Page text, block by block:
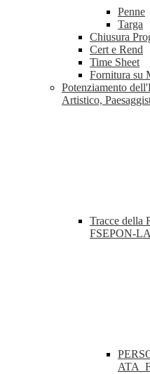
Penne
Targa
Chiusura
Cert e Rend
Time Sheet
Fornitura su
Potenziamento
Artistico,
Tracce della
FSEPON-